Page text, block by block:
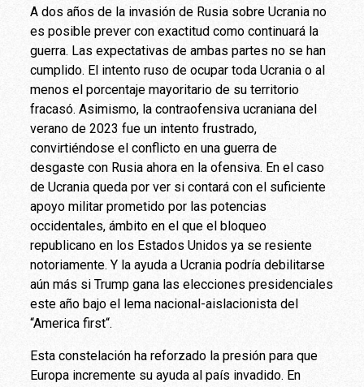
A dos años de la invasión de Rusia sobre Ucrania no
es posible prever con exactitud como continuará la
guerra. Las expectativas de ambas partes no se han
cumplido. El intento ruso de ocupar toda Ucrania o al
menos el porcentaje mayoritario de su territorio
fracasó. Asimismo, la contraofensiva ucraniana del
verano de 2023 fue un intento frustrado,
convirtiéndose el conflicto en una guerra de
desgaste con Rusia ahora en la ofensiva. En el caso
de Ucrania queda por ver si contará con el suficiente
apoyo militar prometido por las potencias
occidentales, ámbito en el que el bloqueo
republicano en los Estados Unidos ya se resiente
notoriamente. Y la ayuda a Ucrania podría debilitarse
aún más si Trump gana las elecciones presidenciales
este año bajo el lema nacional-aislacionista del
“America first“.
Esta constelación ha reforzado la presión para que
Europa incremente su ayuda al país invadido. En